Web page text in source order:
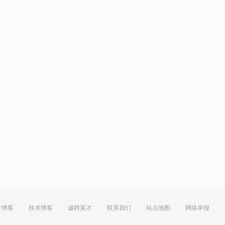
博客 技术博客 诚聘英才 联系我们 站点地图 网络举报